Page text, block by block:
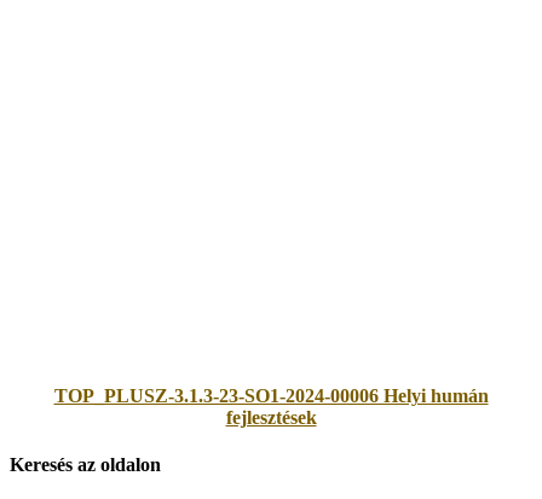
TOP_PLUSZ-3.1.3-23-SO1-2024-00006 Helyi humán
fejlesztések
Keresés az oldalon